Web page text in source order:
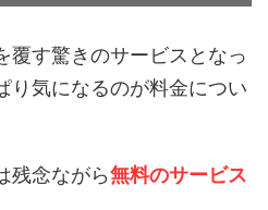
覆す驚きのサービスとなっ
り気になるのが料金につい
残念ながら無料のサービス